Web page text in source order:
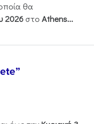
θα
2026 στο Athens...